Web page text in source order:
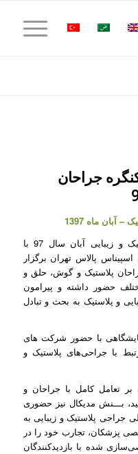
جراحان
ماه 1397
دومین کنگره بین‌المللی جراحی پلاستیک و زیبایی آبان سال 97 با
پالاس تهران برگزار
پلاستیک و گوش، حلق و
حضور داشته و پیرامون
و پلاستیک به بحث و تبادل
با حضور شرکت های
با جراحی‌های پلاستیک و
تعامل کامل با جراحان و
بـــنش مدیکال نیز حضوری
جراحی پلاستیک و زیبایی به
پزشکان، تجارب خود را در
شده با بازدیدکنندگان